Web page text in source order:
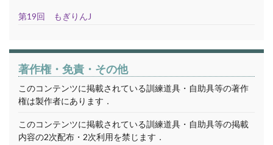
第19回 もぎりんJ
著作権・免責・その他
このコンテンツに掲載されている訓練道具・自助具等の著作
権は製作者にあります．
このコンテンツに掲載されている訓練道具・自助具等の掲載
内容の2次配布・2次利用を禁じます．